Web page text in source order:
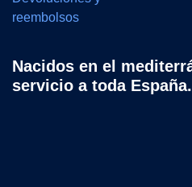
reembolsos
Nacidos en el
servicio a toda España.